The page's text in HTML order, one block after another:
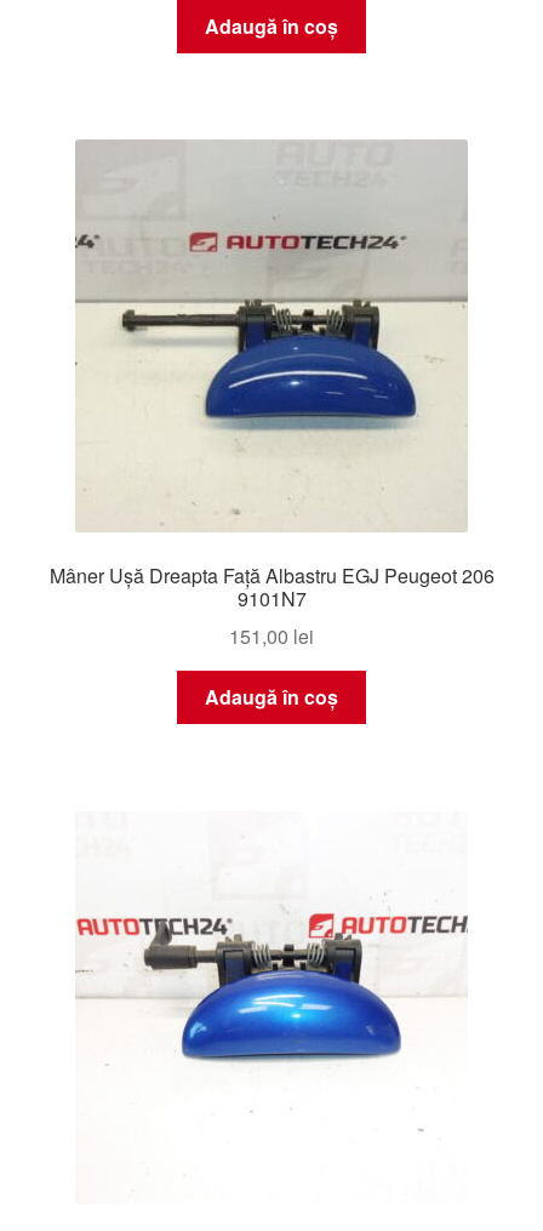
Adaugă în coș
Mâner Ușă Dreapta Față Albastru EGJ Peugeot 206
9101N7
151,00 lei
Adaugă în coș